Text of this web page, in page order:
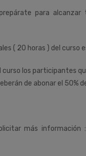
para
( 20 horas ) del
curso los participantes
de abonar el 50%
más información :